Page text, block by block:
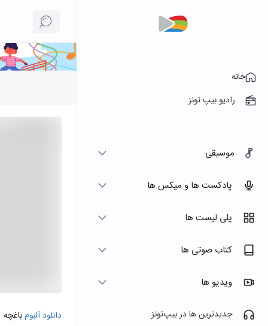
خانه
رادیو بیپ تونز
موسیقی
پادکست ها و میکس ها
پلی لیست ها
کتاب صوتی ها
ویدیو ها
جدیدترین ها در بیپ‌تونز دانلود آلبومباغچه